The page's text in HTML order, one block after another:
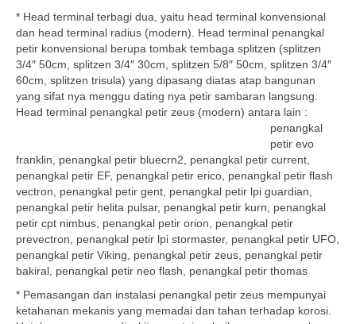
* Head terminal terbagi dua, yaitu head terminal konvensional
dan head terminal radius (modern). Head terminal penangkal
petir konvensional berupa tombak tembaga splitzen (splitzen
3/4″ 50cm, splitzen 3/4″ 30cm, splitzen 5/8″ 50cm, splitzen 3/4″
60cm, splitzen trisula) yang dipasang diatas atap bangunan
yang sifat nya menggu dating nya petir sambaran langsung.
Head terminal penangkal petir zeus (modern) antara lain :
penangkal
petir evo
franklin, penangkal petir bluecrn2, penangkal petir current,
penangkal petir EF, penangkal petir erico, penangkal petir flash
vectron, penangkal petir gent, penangkal petir lpi guardian,
penangkal petir helita pulsar, penangkal petir kurn, penangkal
petir cpt nimbus, penangkal petir orion, penangkal petir
prevectron, penangkal petir lpi stormaster, penangkal petir UFO,
penangkal petir Viking, penangkal petir zeus, penangkal petir
bakiral, penangkal petir neo flash, penangkal petir thomas
* Pemasangan dan instalasi penangkal petir zeus mempunyai
ketahanan mekanis yang memadai dan tahan terhadap korosi.